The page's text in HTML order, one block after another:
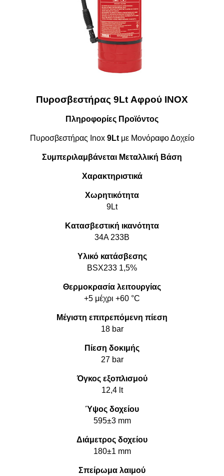
Πυροσβεστήρας 9Lt Αφρού INOX
Πληροφορίες Προϊόντος
Πυροσβεστήρας Inox 9Ltμε Μονόραφο Δοχείο
Συμπεριλαμβάνεται Μεταλλική Βάση
Χαρακτηριστικά
Χωρητικότητα
9Lt
Κατασβεστική ικανότητα
34A 233B
Υλικό κατάσβεσης
BSX233 1,5%
Θερμοκρασία λειτουργίας
+5 μέχρι +60 °C
Μέγιστη επιτρεπόμενη πίεση
18 bar
Πίεση δοκιμής
27 bar
Όγκος εξοπλισμού
12,4 lt
Ύψος δοχείου
595±3 mm
Διάμετρος δοχείου
180±1 mm
Σπείρωμα λαιμού